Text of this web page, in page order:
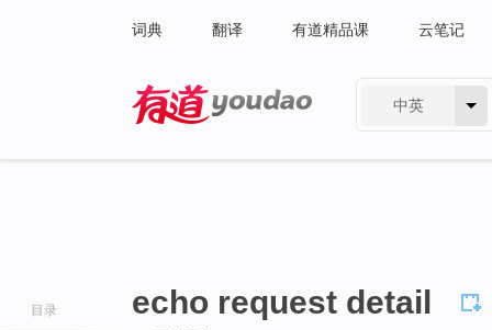
词典 翻译 有道精品课 云笔记
中英
目录 echo request detail